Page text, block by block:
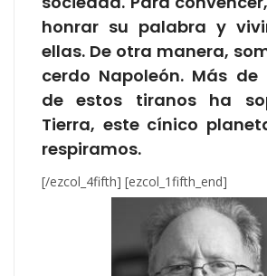
honrar su palabra y
ellas. De otra manera,
cerdo Napoleón. Más de
de estos tiranos ha
Tierra, este cínico
respiramos.
[/ezcol_4fifth] [ezcol_1fifth_end]